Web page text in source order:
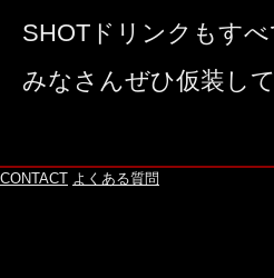
SHOTドリンクもす
みなさんぜひ仮装し
CONTACT よくある質問